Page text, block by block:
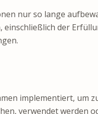
nur so lange
der
implementiert, um
verwendet werden